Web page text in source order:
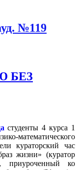
№119
БЕЗ
студенты 4 курса 1
математического
кураторский час
жизни» (куратор
приуроченный ко